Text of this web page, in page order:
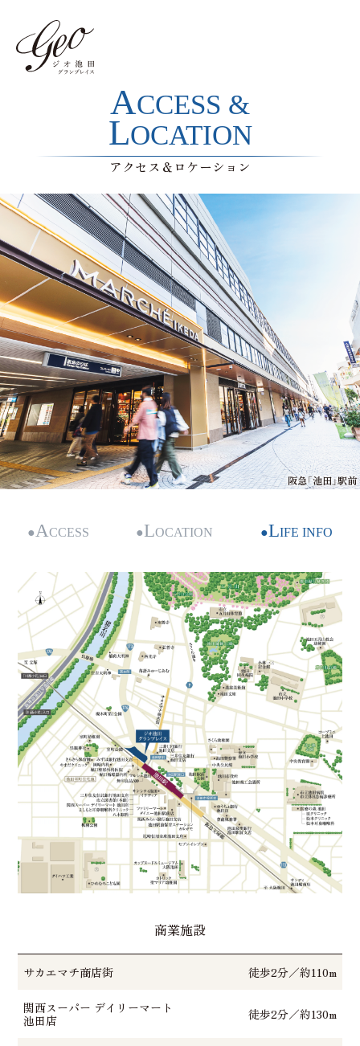
ACCESS &
LOCATION
アクセス＆ロケーション
阪急「池田」駅前
●ACCESS ●LOCATION ●LIFE INFO
商業施設
サカエマチ商店街 徒歩2分／約110m
関西スーパー デイリーマート
池田店
徒歩2分／約130m